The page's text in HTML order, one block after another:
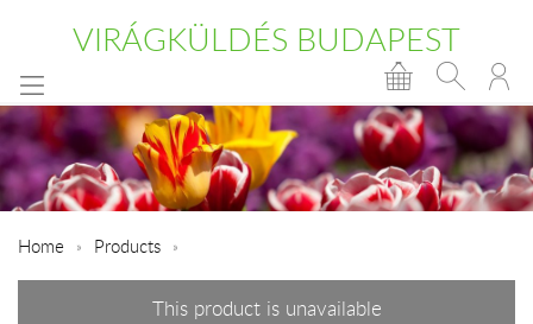
VIRÁGKÜLDÉS BUDAPEST
Home Products
This product is unavailable